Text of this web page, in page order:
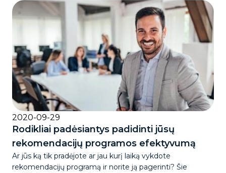
2020-09-29
Rodikliai padėsiantys padidinti jūsų
rekomendacijų programos efektyvumą
Ar jūs ką tik pradėjote ar jau kurį laiką vykdote
rekomendacijų programą ir norite ją pagerinti? Šie